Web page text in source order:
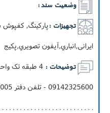
وضعیت سند :
تجهیزات :
ایرانی,انباري,آيفون تصويري,پکيج
توضیحات :
. . . . . . . . . . . . . . . . . . . . . . . . .